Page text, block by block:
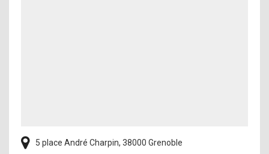
5 place André Charpin, 38000 Grenoble